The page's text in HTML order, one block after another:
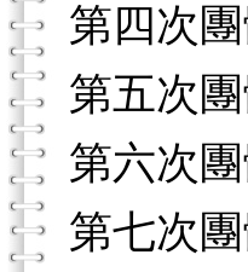
第四次
第五次
第六次
第七次